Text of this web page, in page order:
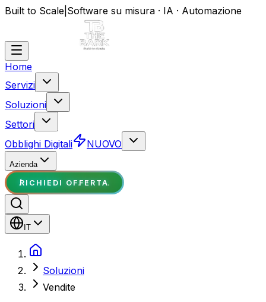
Built to Scale Software su misura · IA · Automazione
Home
Servizi
Soluzioni
Settori
Obblighi Digitali
NUOVO
Azienda
RICHIEDI OFFERTA
IT
Soluzioni
Vendite